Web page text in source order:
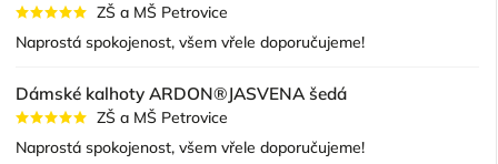
ZŠ a MŠ Petrovice
Naprostá spokojenost, všem vřele doporučujeme!
Dámské kalhoty ARDON®JASVENA šedá
ZŠ a MŠ Petrovice
Naprostá spokojenost, všem vřele doporučujeme!